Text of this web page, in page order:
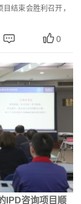
结束会胜利召开，
0
IPD咨询项目顺